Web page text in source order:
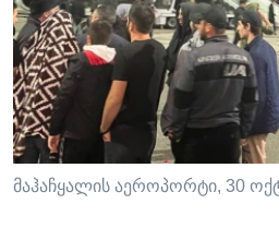
ᲡᲢᲣᲓᲘᲐ ᲕᲐᲨᲘᲜᲒᲢᲝᲜᲘ
ᲔᲙᲝᲜᲝᲛᲘᲙᲐ
ᲯᲐᲜᲛᲠᲗᲔᲚᲝᲑᲐ
ᲛᲔᲪᲜᲘᲔᲠᲔᲑᲐ
ᲘᲜᲢᲔᲠᲕᲘᲣ
ᲙᲣᲚᲢᲣᲠᲐ
Learning English
ᲗᲕᲐᲚᲘ ᲒᲕᲐᲓᲔᲕᲜᲔᲗ
ენები
მაჰაჩყალის აეროპორტი, 30